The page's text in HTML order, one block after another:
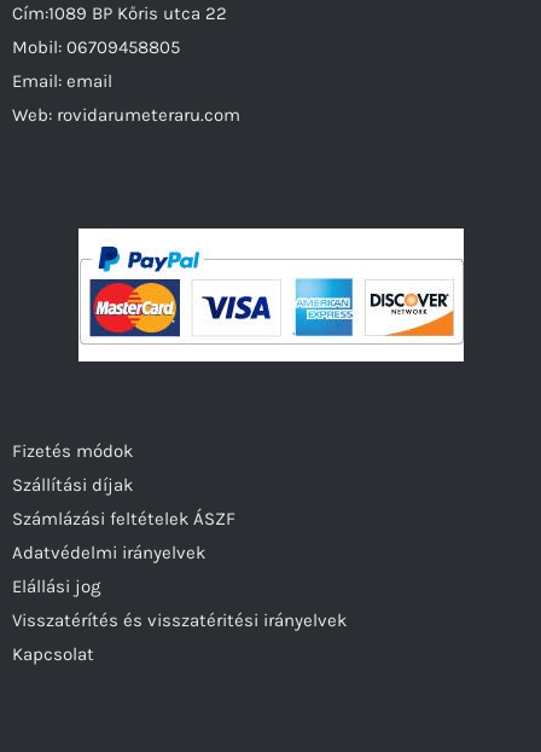
Cím:1089 BP Kőris utca 22
Mobil: 06709458805
Email: email
Web: rovidarumeteraru.com
Fizetés módok
Szállítási díjak
Számlázási feltételek ÁSZF
Adatvédelmi irányelvek
Elállási jog
Visszatérítés és visszatéritési irányelvek
Kapcsolat